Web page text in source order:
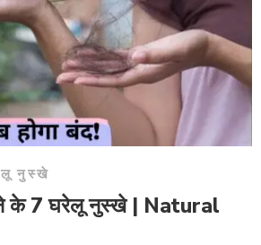
नुस्खे
के 7 घरेलू नुस्खे | Natural